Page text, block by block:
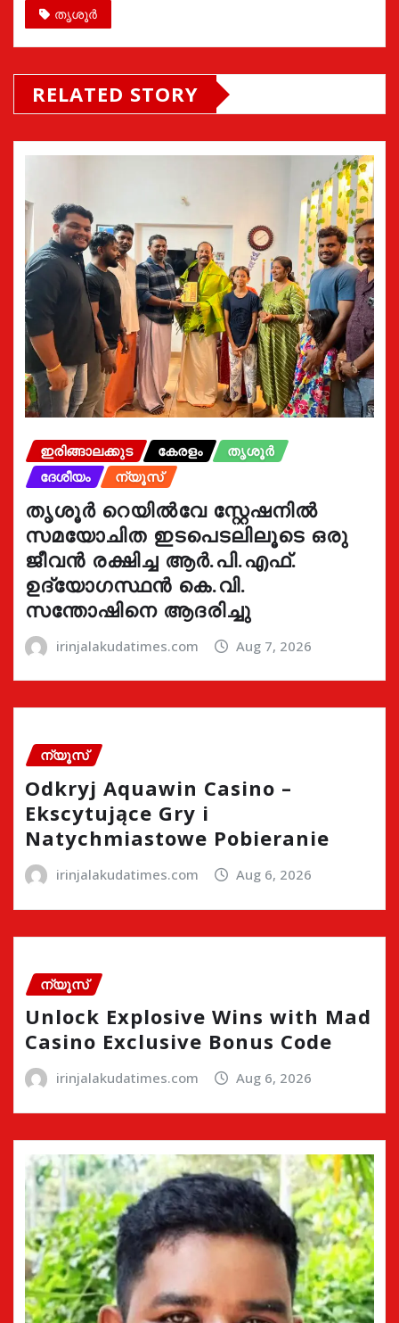
തൃശൂർ
RELATED STORY
ഇരിങ്ങാലക്കുട കേരളം
തൃശൂർ
ദേശീയം
ന്യൂസ്
തൃശൂർ റെയിൽവേ സ്റ്റേഷനിൽ
സമയോചിത ഇടപെടലിലൂടെ ഒരു
ജീവൻ രക്ഷിച്ച ആർ.പി.എഫ്.
ഉദ്യോഗസ്ഥൻ കെ.വി.
സന്തോഷിനെ ആദരിച്ചു
irinjalakudatimes.com Aug 7, 2026
ന്യൂസ്
Odkryj Aquawin Casino –
Ekscytujące Gry i
Natychmiastowe Pobieranie
irinjalakudatimes.com Aug 6, 2026
ന്യൂസ്
Unlock Explosive Wins with Mad
Casino Exclusive Bonus Code
irinjalakudatimes.com Aug 6, 2026